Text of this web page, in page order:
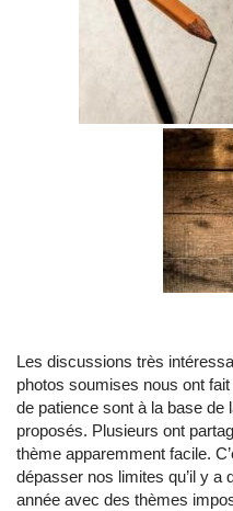
Les discussions très
photos soumises nous ont
de patience sont à la base de
proposés. Plusieurs ont
thème apparemment facile.
dépasser nos limites qu’il y a
année avec des thèmes